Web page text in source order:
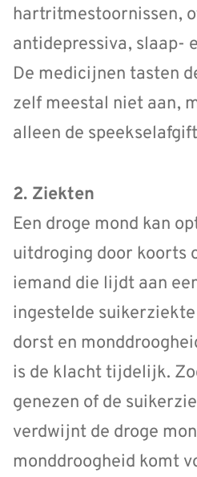
hartritmestoornissen,
antidepressiva, slaap-
De medicijnen tasten
zelf meestal niet aan,
alleen de
2. Ziekten
Een droge mond kan
uitdroging door koorts
iemand die lijdt aan
ingestelde
dorst en
is de klacht tijdelijk.
genezen of de
verdwijnt de droge
monddroogheid komt